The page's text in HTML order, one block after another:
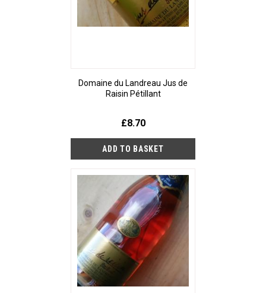
Domaine du Landreau Jus de
Raisin Pétillant
£8.70